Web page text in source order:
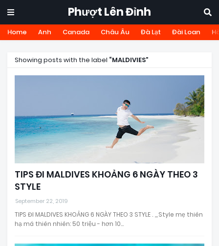
Phượt Lên Đỉnh
Home Anh Canada Châu Âu Đà Lạt Đài Loan
Showing posts with the label MALDIVIES
TIPS ĐI MALDIVES KHOẢNG 6 NGÀY THEO 3
STYLE
September 22, 2019
TIPS ĐI MALDIVES KHOẢNG 6 NGÀY THEO 3 STYLE . _Style mẹ thiên
hạ má thiên nhiên: 50 triệu - hơn 10…